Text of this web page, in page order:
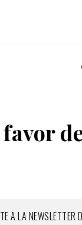
A LA NEWSLETTER